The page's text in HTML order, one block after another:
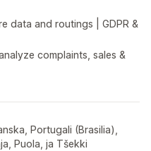
data and routings | GDPR &
complaints, sales &
Portugali (Brasilia),
Puola, ja Tšekki